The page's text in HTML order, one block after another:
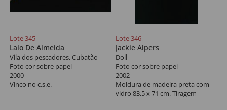
Lote 345
Lalo De Almeida
Vila dos pescadores, Cubatão
Foto cor sobre papel
2000
Vinco no c.s.e.
Lote 346
Jackie Alpers
Doll
Foto cor sobre papel
2002
Moldura de madeira preta com
vidro 83,5 x 71 cm. Tiragem